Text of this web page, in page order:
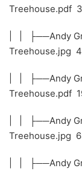
Treehouse.pdf
| | ├──Andy
Treehouse.jpg
| | ├──Andy
Treehouse.pdf
| | ├──Andy
Treehouse.jpg
| | ├──Andy